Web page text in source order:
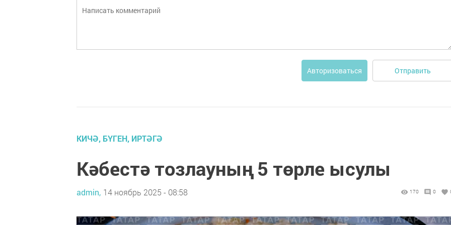
Авторизоваться Отправить
КИЧӘ, БҮГЕН, ИРТӘГӘ
Кәбестә тозлауның 5 төрле ысулы
admin, 14 ноябрь 2025 - 08:58 170 0